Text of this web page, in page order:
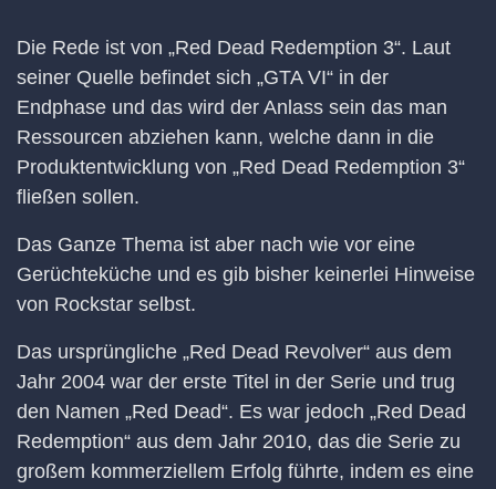
Die Rede ist von „Red Dead Redemption 3“. Laut
seiner Quelle befindet sich „GTA VI“ in der
Endphase und das wird der Anlass sein das man
Ressourcen abziehen kann, welche dann in die
Produktentwicklung von „Red Dead Redemption 3“
fließen sollen.
Das Ganze Thema ist aber nach wie vor eine
Gerüchteküche und es gib bisher keinerlei Hinweise
von Rockstar selbst.
Das ursprüngliche „Red Dead Revolver“ aus dem
Jahr 2004 war der erste Titel in der Serie und trug
den Namen „Red Dead“. Es war jedoch „Red Dead
Redemption“ aus dem Jahr 2010, das die Serie zu
großem kommerziellem Erfolg führte, indem es eine